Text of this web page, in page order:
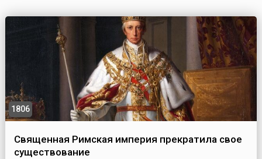
1806
Священная Римская империя прекратила свое
существование